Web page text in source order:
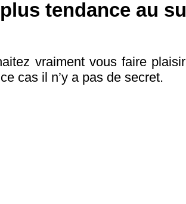
tendance au
vraiment vous faire
cas il n’y a pas de secret.